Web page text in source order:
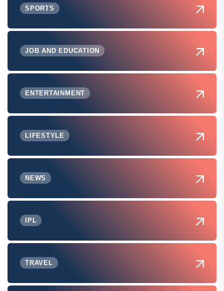
SPORTS
JOB AND EDUCATION
ENTERTAINMENT
LIFESTYLE
NEWS
IPL
TRAVEL